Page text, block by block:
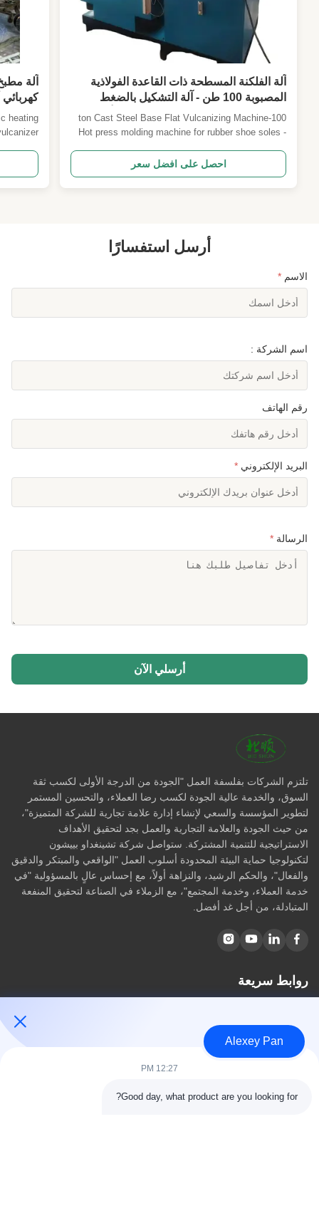
آلة الفلكنة المسطحة ذات القاعدة الفولاذية
المصبوبة 100 طن - آلة التشكيل بالضغط
الساخن لنعال الأحذية المطاطية - نوع أربعة
أعمدة مع طبقتين للعمل
100-ton Cast Steel Base Flat Vulcanizing Machine
Hot press molding machine for rubber shoe soles -
Overview Our 100-ton four-column flat vulcanizing
press is specifically engineered for hot press
molding of rubber shoe soles. Featuring a solid cast
احصل على افضل سعر
آلة
heating
batch ...
أرسل استفسارًا
الاسم *
اسم الشركة :
رقم الهاتف
البريد الإلكتروني *
الرسالة *
أرسلي الآن
تلتزم الشركات بفلسفة العمل "الجودة من الدرجة الأولى لكسب ثقة
السوق، والخدمة عالية الجودة لكسب رضا العملاء، والتحسين المستمر
لتطوير المؤسسة والسعي لإنشاء إدارة علامة تجارية للشركة المتميزة"،
من حيث الجودة والعلامة التجارية والعمل بجد لتحقيق الأهداف
الاستراتيجية للتنمية المشتركة. ستواصل شركة تشينغداو بييشون
لتكنولوجيا حماية البيئة المحدودة أسلوب العمل "الواقعي والمبتكر والدقيق
والفعال"، والحكم الرشيد، والنزاهة أولاً، مع إحساس عالٍ بالمسؤولية "في
خدمة العملاء، وخدمة المجتمع"، مع الزملاء في الصناعة لتحقيق المنفعة
المتبادلة، من أجل غد أفضل.
روابط سريعة
معلومات عنا
المنتجات
اتصل بنا
فئات
Alexey Pan
12:27 PM
Good day, what product are you looking for?